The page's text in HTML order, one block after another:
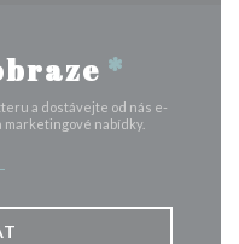
*
a dostávejte od nás e-
marketingové nabídky.